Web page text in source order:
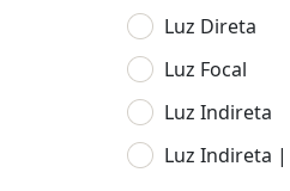
Luz Direta
Luz Focal
Luz Indireta
Luz Indireta |